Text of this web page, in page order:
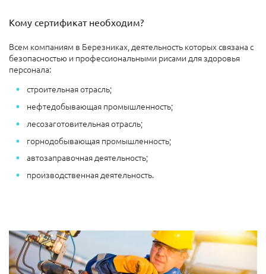
Кому сертификат необходим?
Всем компаниям в Березниках, деятельность которых связана с
безопасностью и профессиональными рисами для здоровья
персонала:
строительная отрасль;
нефтедобывающая промышленность;
лесозаготовительная отрасль;
горнодобывающая промышленность;
автозаправочная деятельность;
производственная деятельность.